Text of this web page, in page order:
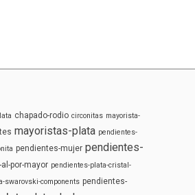
chapado-rodio circonitas mayorista-
mayoristas-plata pendientes-
pendientes-mujer pendientes-
por-mayor pendientes-plata-cristal-
swarovski-components pendientes-